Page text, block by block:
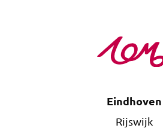
Eindhoven
Rijswijk